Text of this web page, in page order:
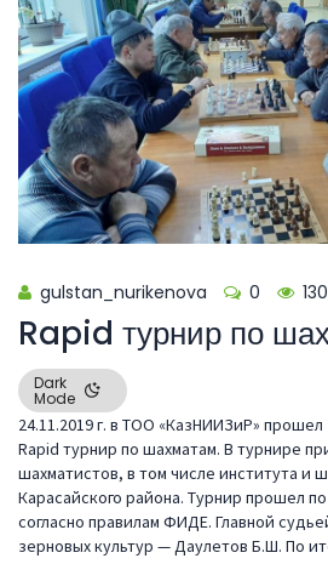
gulstan_nurikenova 0
Rapid турнир по
Dark
Mode
24.11.2019 г. в ТОО «КазНИИЗиР» прошел
Rapid турнир по шахматам. В турнире
шахматистов, в том числе института и
Карасайского района. Турнир прошел
согласно правилам ФИДЕ. Главной
зерновых культур — Даулетов Б.Ш. По